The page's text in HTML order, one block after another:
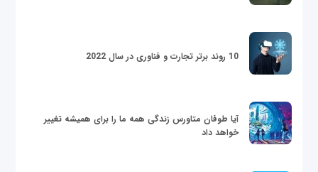
10 روند برتر تجارت و فناوری در سال 2022
آیا طوفان متاورس زندگی همه ما را برای همیشه تغییر
خواهد داد